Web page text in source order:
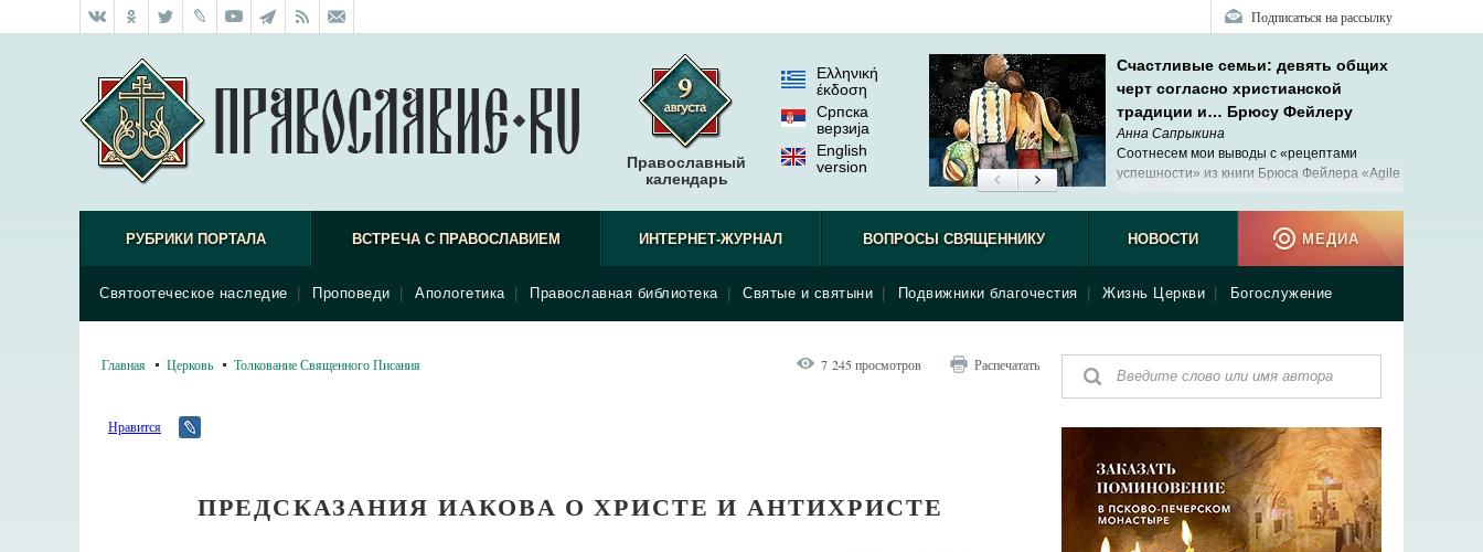
Подписаться на рассылку
Православный
календарь
Ελληνική
έκδοση
Српска
верзиjа
English
version
Счастливые семьи: девять общих
черт согласно христианской
традиции и… Брюсу Фейлеру
Анна Сапрыкина
Соотнесем мои выводы с «рецептами
успешности» из книги Брюса Фейлера «Agile
РУБРИКИ ПОРТАЛА ВСТРЕЧА С ПРАВОСЛАВИЕМ
Святоотеческое наследие Проповеди Апологетика Православная библиотека Святые и святыни Подвижники благочестия Жизнь Церкви Богослужение
ИНТЕРНЕТ-ЖУРНАЛ ВОПРОСЫ СВЯЩЕННИКУ НОВОСТИ МЕДИА
Главная Церковь Толкование Священного Писания 7 245 просмотров Распечатать
Нравится
ПРЕДСКАЗАНИЯ ИАКОВА О ХРИСТЕ И АНТИХРИСТЕ